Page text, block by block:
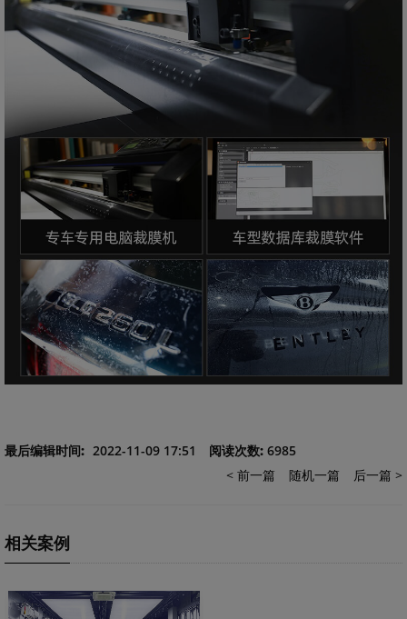
最后编辑时间: 2022-11-09 17:51 阅读次数:6985
< 前一篇
随机一篇 后一篇 >
相关案例